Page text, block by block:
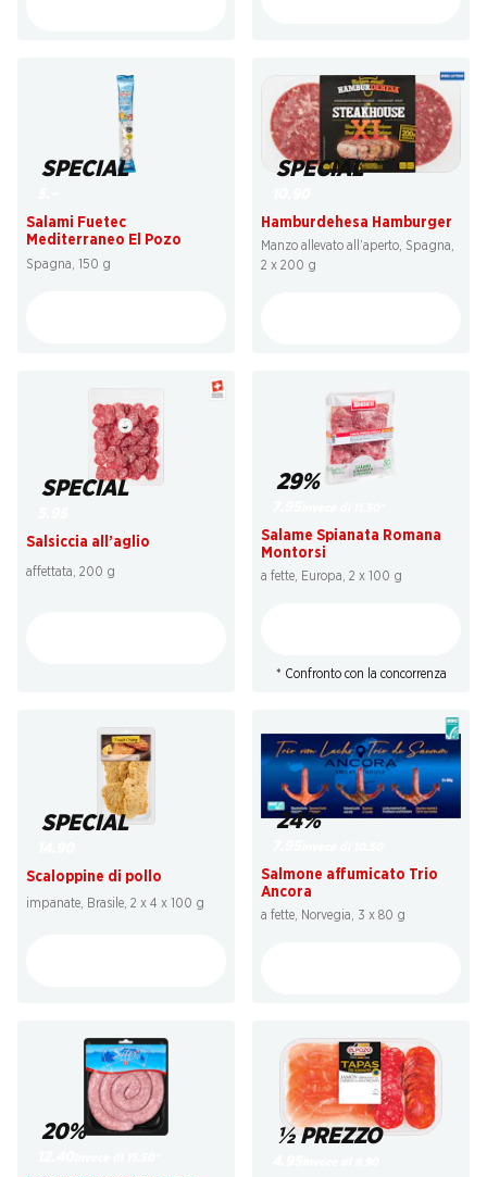
SPECIAL
Salami Fuetec
Mediterraneo El Pozo
Spagna, 150 g
SPECIAL
Hamburdehesa Hamburger
Manzo allevato all’aperto, Spagna,
2 x 200 g
SPECIAL
Salsiccia all’aglio
affettata, 200 g
29%
Salame Spianata Romana
Montorsi
a fette, Europa, 2 x 100 g
* Confronto con la concorrenza
SPECIAL
Scaloppine di pollo
impanate, Brasile, 2 x 4 x 100 g
24%
Salmone affumicato Trio
Ancora
a fette, Norvegia, 3 x 80 g
20% ½ PREZZO